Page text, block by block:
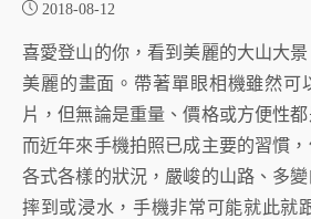
2018-08-12
喜愛登山的你，看到美麗的大山大
美麗的畫面。帶著單眼相機雖然可
片，但無論是重量、價格或方便性
而近年來手機拍照已成主要的習慣
各式各樣的狀況，嚴峻的山路、多
摔到或浸水，手機非常可能就此就